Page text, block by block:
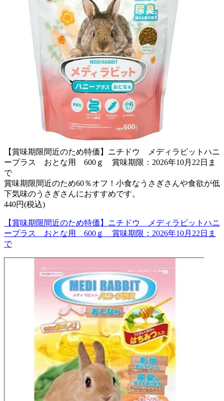
【賞味期限間近のため特価】ニチドウ メディラビットハニ
ープラス おとな用 600ｇ 賞味期限：2026年10月22日ま
で
賞味期限間近のため60％オフ！小食なうさぎさんや食欲が低
下気味のうさぎさんにおすすめです。
440円(税込)
【賞味期限間近のため特価】ニチドウ メディラビットハニ
ープラス おとな用 600ｇ 賞味期限：2026年10月22日ま
で